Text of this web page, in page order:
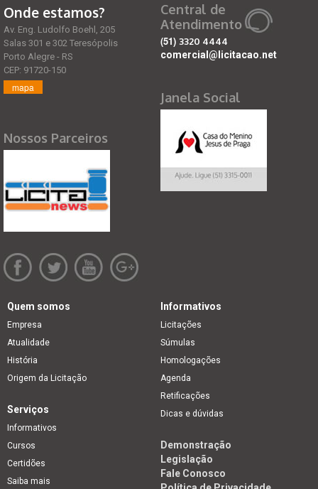
Onde estamos?
Av. Eng. Ludolfo Boehl, 205
Salas 301 e 302 Teresópolis
Porto Alegre - RS
CEP: 91720-150
mapa
Nossos Parceiros
Central de
Atendimento
(51) 3320 4444
comercial@licitacao.net
Janela Social
Quem somos
Empresa
Atualidade
História
Origem da Licitação
Informativos
Licitações
Súmulas
Homologações
Agenda
Retificações
Dicas e dúvidas
Serviços
Informativos
Cursos
Certidões
Saiba mais
Demonstração
Legislação
Fale Conosco